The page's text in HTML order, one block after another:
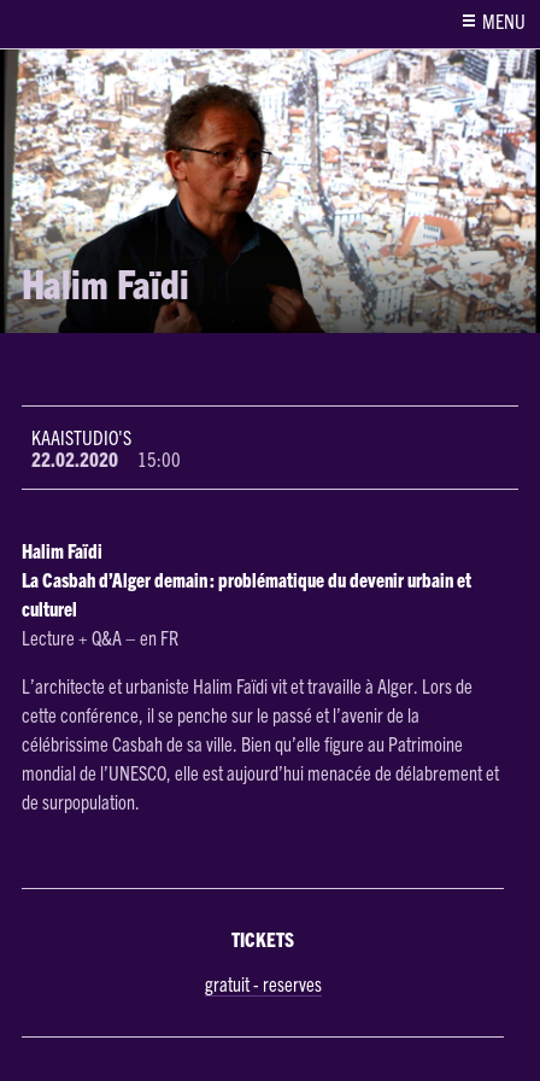
MENU
Halim Faïdi
KAAISTUDIO'S
22.02.2020 15:00
Halim Faïdi
La Casbah d’Alger demain : problématique du devenir urbain et
culturel
Lecture + Q&A – en FR
L’architecte et urbaniste Halim Faïdi vit et travaille à Alger. Lors de
cette conférence, il se penche sur le passé et l’avenir de la
célébrissime Casbah de sa ville. Bien qu’elle figure au Patrimoine
mondial de l’UNESCO, elle est aujourd’hui menacée de délabrement et
de surpopulation.
TICKETS
gratuit - reserves